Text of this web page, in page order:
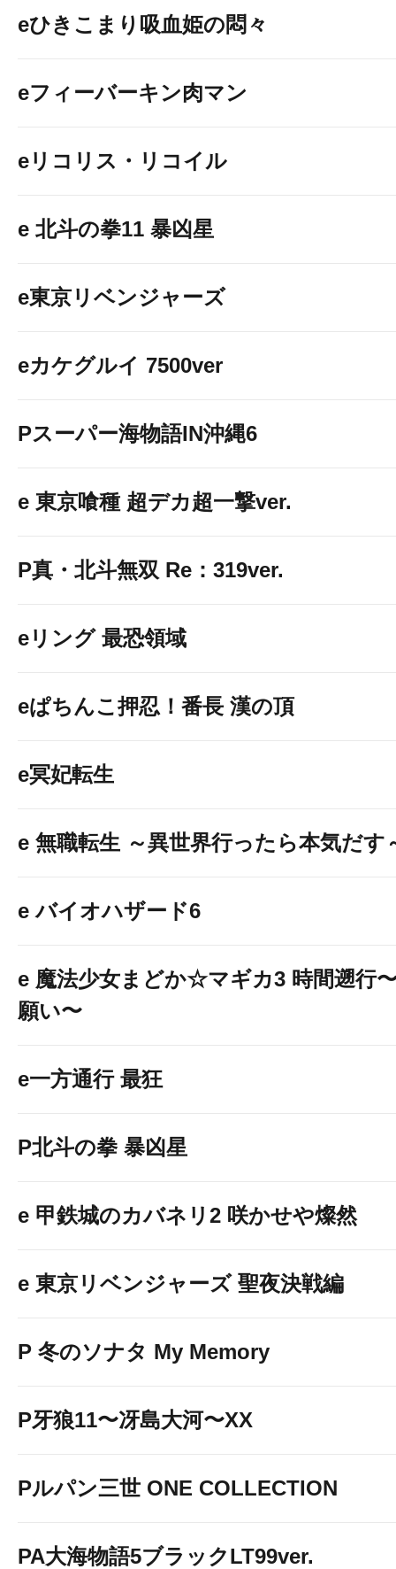
eひきこまり吸血姫の悶々
eフィーバーキン肉マン
eリコリス・リコイル
e 北斗の拳11 暴凶星
e東京リベンジャーズ
eカケグルイ 7500ver
Pスーパー海物語IN沖縄6
e 東京喰種 超デカ超一撃ver.
P真・北斗無双 Re：319ver.
eリング 最恐領域
eぱちんこ押忍！番長 漢の頂
e冥妃転生
e 無職転生 ～異世界行ったら本気だす
e バイオハザード6
e 魔法少女まどか☆マギカ3 時間遡行
願い〜
e一方通行 最狂
P北斗の拳 暴凶星
e 甲鉄城のカバネリ2 咲かせや燦然
e 東京リベンジャーズ 聖夜決戦編
P 冬のソナタ My Memory
P牙狼11〜冴島大河〜XX
Pルパン三世 ONE COLLECTION
PA大海物語5ブラックLT99ver.